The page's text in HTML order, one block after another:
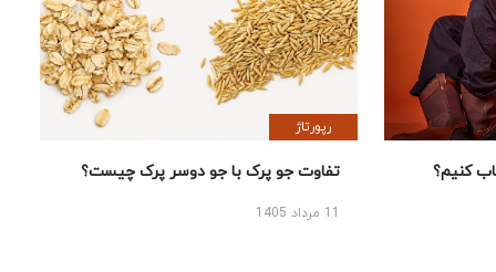
کنیم؟
رپورتاژ
تفاوت جو پرک با جو دوسر پرک چیست؟